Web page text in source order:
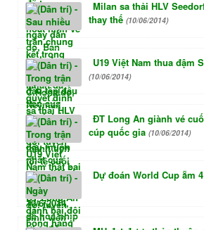
Milan sa thải HLV
thay thế (10/06/2014)
U19 Việt Nam thua đậm
(10/06/2014)
ĐT Long An giành vé
cúp quốc gia (10/06/2014)
Dự đoán World Cup ẵm